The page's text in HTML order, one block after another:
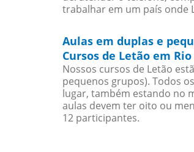
trabalhar em um país onde
Aulas em duplas e
Cursos de Letão em
Nossos cursos de Letão
pequenos grupos). Todos
lugar, também estando no
aulas devem ter oito ou
12 participantes.